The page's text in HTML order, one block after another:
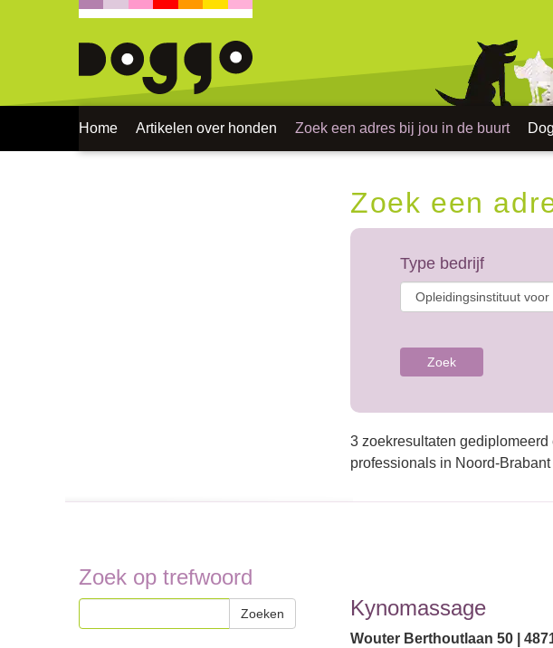
Home Artikelen over honden Zoek een adres bij jou in de buurt
Zoek een
Type bedrijf
Zoek
3 zoekresultaten
professionals in Noord-Brabant
Zoek op trefwoord
Zoeken Kynomassage
Wouter Berthoutlaan 50 |